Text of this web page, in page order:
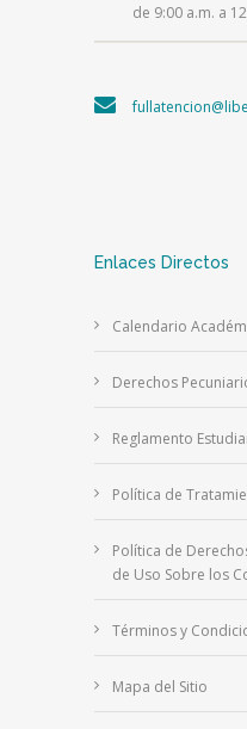
de 9:00 a.m. a
Enlaces Directos
Calendario
Derechos
Reglamento
Política de
Política de
de Uso Sobre los
Términos y
Mapa del Sitio